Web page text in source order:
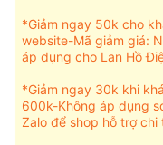
*Giảm ngay 50k cho
website-Mã giảm giá:
áp dụng cho Lan Hồ
*Giảm ngay 30k khi
600k-Không áp dụng
Zalo để shop hỗ trợ chi